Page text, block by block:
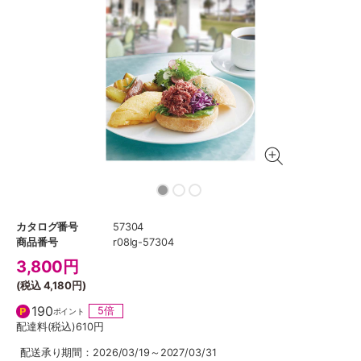
カタログ番号
57304
商品番号
r08lg-57304
3,800 円
(税込4,180円)
190ポイント
5倍
配達料(税込)610円
配送承り期間：2026/03/19～2027/03/31